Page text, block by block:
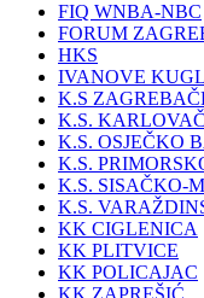
FIQ WNBA-NBC
FORUM
HKS
IVANOVE
K.S
K.S.
K.S. OSJEČKO
K.S.
K.S. SISAČKO-
K.S.
KK CIGLENICA
KK PLITVICE
KK POLICAJAC